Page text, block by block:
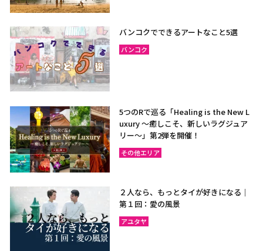
バンコクでできるアートなこと5選
バンコク
5つのRで巡る「Healing is the New L
uxury ～癒しこそ、新しいラグジュア
リー〜」第2弾を開催！
その他エリア
２人なら、もっとタイが好きになる｜
第１回：愛の風景
アユタヤ